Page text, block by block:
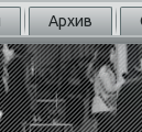
Архив